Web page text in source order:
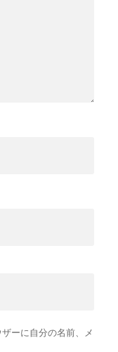
ーに自分の名前、メ